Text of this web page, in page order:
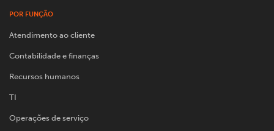
POR FUNÇÃO
Atendimento ao cliente
Contabilidade e finanças
Recursos humanos
TI
Operações de serviço